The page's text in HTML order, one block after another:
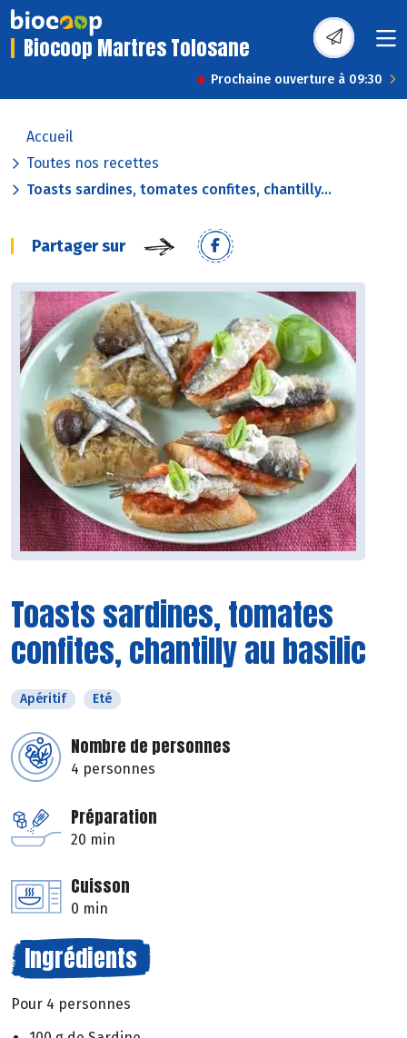
Biocoop Martres Tolosane
Prochaine ouverture à 09:30
Accueil
Toutes nos recettes
Toasts sardines, tomates confites, chantilly...
Partager sur
Toasts sardines, tomates
confites, chantilly au basilic
Apéritif Eté
Nombre de personnes
4 personnes
Préparation
20 min
Cuisson
0 min
Ingrédients
Pour 4 personnes